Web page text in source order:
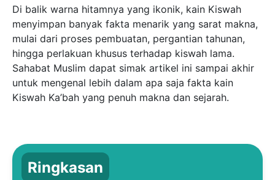
Di balik warna hitamnya yang ikonik, kain Kiswah
menyimpan banyak fakta menarik yang sarat makna,
mulai dari proses pembuatan, pergantian tahunan,
hingga perlakuan khusus terhadap kiswah lama.
Sahabat Muslim dapat simak artikel ini sampai akhir
untuk mengenal lebih dalam apa saja fakta kain
Kiswah Ka’bah yang penuh makna dan sejarah.
Ringkasan